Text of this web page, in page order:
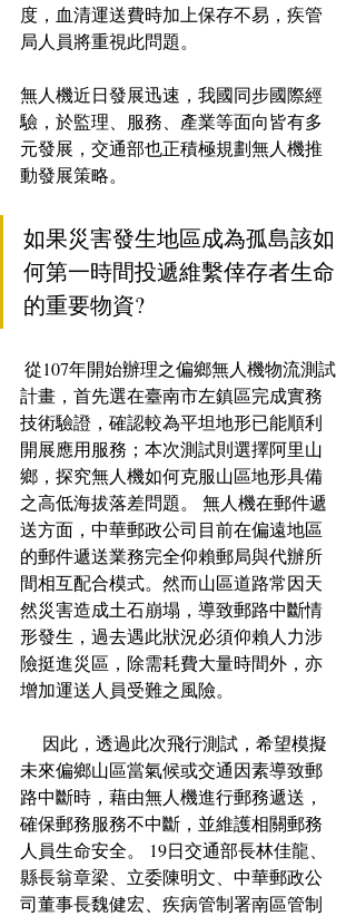
度，血清運送費時加上保存不易，疾管
局人員將重視此問題。
無人機近日發展迅速，我國同步國際經
驗，於監理、服務、產業等面向皆有多
元發展，交通部也正積極規劃無人機推
動發展策略。
如果災害發生地區成為孤島該如
何第一時間投遞維繫倖存者生命
的重要物資?
計畫，首先選在臺南市左鎮區完成實務
技術驗證，確認較為平坦地形已能順利
開展應用服務；本次測試則選擇阿里山
鄉，探究無人機如何克服山區地形具備
之高低海拔落差問題。 無人機在郵件遞
送方面，中華郵政公司目前在偏遠地區
的郵件遞送業務完全仰賴郵局與代辦所
間相互配合模式。然而山區道路常因天
然災害造成土石崩塌，導致郵路中斷情
形發生，過去遇此狀況必須仰賴人力涉
險挺進災區，除需耗費大量時間外，亦
增加運送人員受難之風險。
未來偏鄉山區當氣候或交通因素導致郵
路中斷時，藉由無人機進行郵務遞送，
確保郵務服務不中斷，並維護相關郵務
人員生命安全。 19日交通部長林佳龍、
縣長翁章梁、立委陳明文、中華郵政公
司董事長魏健宏、疾病管制署南區管制